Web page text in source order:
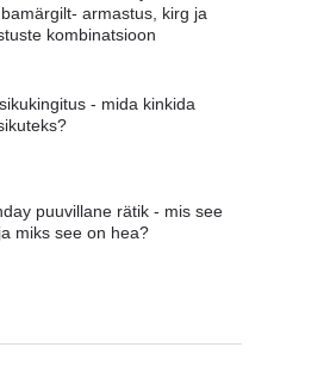
armastus, kirg ja
kombinatsioon
- mida kinkida
puuvillane rätik - mis see
miks see on hea?